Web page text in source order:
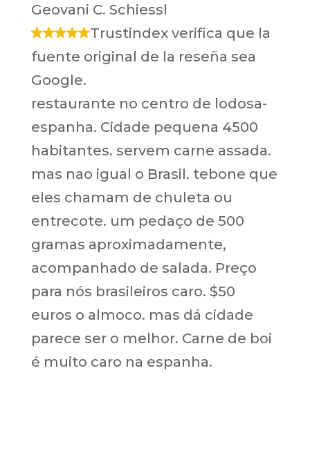
Geovani C. Schiessl
Trustindex verifica que la
fuente original de la reseña sea
Google.
restaurante no centro de lodosa-
espanha. Cidade pequena 4500
habitantes. servem carne assada.
mas nao igual o Brasil. tebone que
eles chamam de chuleta ou
entrecote. um pedaço de 500
gramas aproximadamente,
acompanhado de salada. Preço
para nós brasileiros caro. $50
euros o almoco. mas dá cidade
parece ser o melhor. Carne de boi
é muito caro na espanha.